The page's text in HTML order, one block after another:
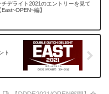
チデライト2021のエントリーを見て
編】
ト